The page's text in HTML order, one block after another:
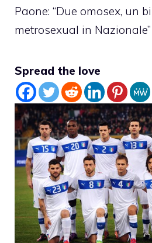
Paone: “Due omosex, un
metrosexual in Nazionale”
Spread the love